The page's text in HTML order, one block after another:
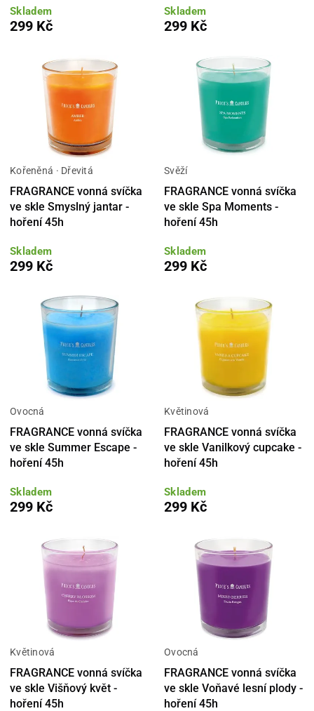
Skladem
299 Kč
Skladem
299 Kč
Kořeněná · Dřevitá
FRAGRANCE vonná svíčka
ve skle Smyslný jantar -
hoření 45h
Skladem
299 Kč
Svěží
FRAGRANCE vonná svíčka
ve skle Spa Moments -
hoření 45h
Skladem
299 Kč
Ovocná
FRAGRANCE vonná svíčka
ve skle Summer Escape -
hoření 45h
Skladem
299 Kč
Květinová
FRAGRANCE vonná svíčka
ve skle Vanilkový cupcake -
hoření 45h
Skladem
299 Kč
Květinová
FRAGRANCE vonná svíčka
ve skle Višňový květ -
hoření 45h
Ovocná
FRAGRANCE vonná svíčka
ve skle Voňavé lesní plody -
hoření 45h